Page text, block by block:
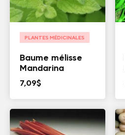
PLANTES MÉDICINALES
Baume mélisse
Mandarina
7,09$